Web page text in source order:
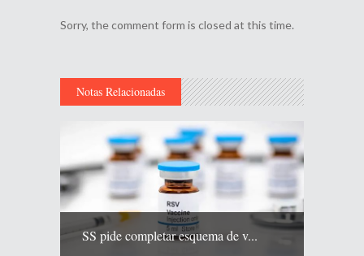
Sorry, the comment form is closed at this time.
Notas Relacionadas
SS pide completar esquema de v...